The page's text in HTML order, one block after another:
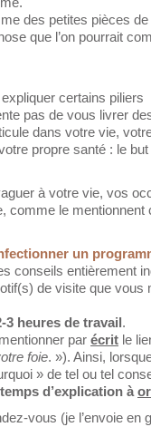
des petites pièces
que l’on pourrait
certains piliers
pas de vous livrer
dans votre vie,
propre santé : le
à votre vie, vos
comme le mentionnent
un
conseils entièrement
de visite que vous
3 heures de travail.
par écrit le
foie. »). Ainsi,
» de tel ou tel
d’explication à
vous (je l’envoie en